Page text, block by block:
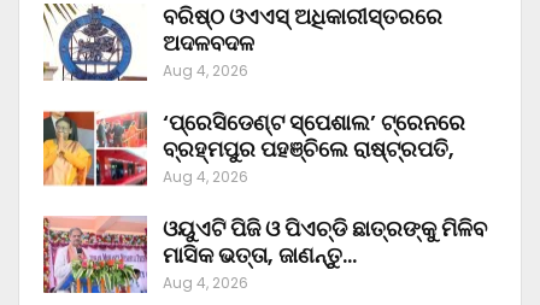
ବରିଷ୍ଠ ଓଏଏସ୍‌ ଅଧିକାରୀସ୍ତରରେ
ଅଦଳବଦଳ
Aug 4, 2026
‘ପ୍ରେସିଡେଣ୍ଟ ସ୍ପେଶାଲ’ ଟ୍ରେନରେ
ବ୍ରହ୍ମପୁର ପହଞ୍ଚିଲେ ରାଷ୍ଟ୍ରପତି,
Aug 4, 2026
ଓୟୁଏଟି ପିଜି ଓ ପିଏଚ୍‌ଡି ଛାତ୍ରଙ୍କୁ ମିଳିବ
ମାସିକ ଭତ୍ତା, ଜାଣନ୍ତୁ…
Aug 4, 2026